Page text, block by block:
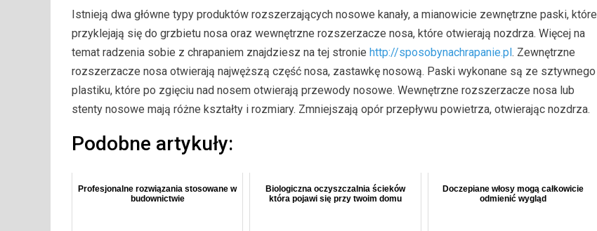
Istnieją dwa główne typy produktów rozszerzających nosowe kanały, a mianowicie zewnętrzne paski, które
przyklejają się do grzbietu nosa oraz wewnętrzne rozszerzacze nosa, które otwierają nozdrza. Więcej na
temat radzenia sobie z chrapaniem znajdziesz na tej stronie http://sposobynachrapanie.pl. Zewnętrzne
rozszerzacze nosa otwierają najwęższą część nosa, zastawkę nosową. Paski wykonane są ze sztywnego
plastiku, które po zgięciu nad nosem otwierają przewody nosowe. Wewnętrzne rozszerzacze nosa lub
stenty nosowe mają różne kształty i rozmiary. Zmniejszają opór przepływu powietrza, otwierając nozdrza.
Podobne artykuły:
Profesjonalne rozwiązania stosowane w
budownictwie
Biologiczna oczyszczalnia ścieków
która pojawi się przy twoim domu
Doczepiane włosy mogą całkowicie
odmienić wygląd